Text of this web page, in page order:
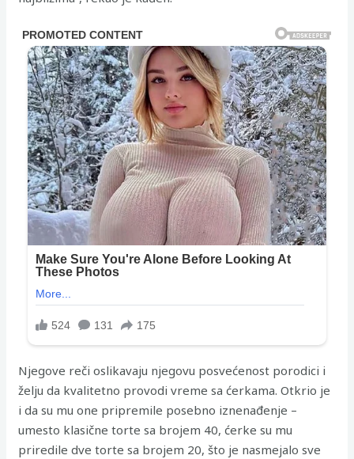
Njegove reči oslikavaju njegovu posvećenost porodici i
želju da kvalitetno provodi vreme sa ćerkama. Otkrio je
i da su mu one pripremile posebno iznenađenje –
umesto klasične torte sa brojem 40, ćerke su mu
priredile dve torte sa brojem 20, što je nasmejalo sve